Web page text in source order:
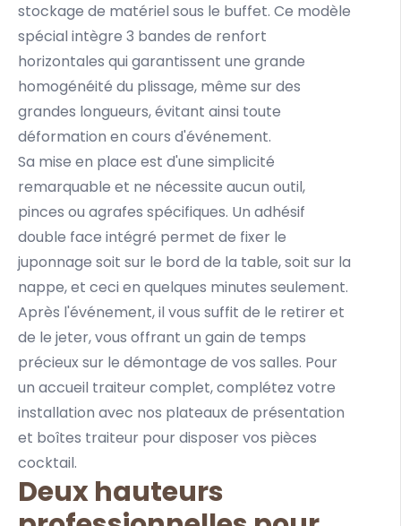
stockage de matériel sous le buffet. Ce modèle
spécial intègre 3 bandes de renfort
horizontales qui garantissent une grande
homogénéité du plissage, même sur des
grandes longueurs, évitant ainsi toute
déformation en cours d'événement.
Sa mise en place est d'une simplicité
remarquable et ne nécessite aucun outil,
pinces ou agrafes spécifiques. Un adhésif
double face intégré permet de fixer le
juponnage soit sur le bord de la table, soit sur la
nappe, et ceci en quelques minutes seulement.
Après l'événement, il vous suffit de le retirer et
de le jeter, vous offrant un gain de temps
précieux sur le démontage de vos salles. Pour
un accueil traiteur complet, complétez votre
installation avec nos plateaux de présentation
et boîtes traiteur pour disposer vos pièces
cocktail.
Deux hauteurs